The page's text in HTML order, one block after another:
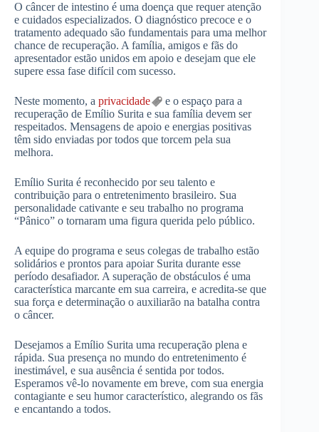
O câncer de intestino é uma doença que requer atenção
e cuidados especializados. O diagnóstico precoce e o
tratamento adequado são fundamentais para uma melhor
chance de recuperação. A família, amigos e fãs do
apresentador estão unidos em apoio e desejam que ele
supere essa fase difícil com sucesso.
Neste momento, a privacidade
e o espaço para a
recuperação de Emílio Surita e sua família devem ser
respeitados. Mensagens de apoio e energias positivas
têm sido enviadas por todos que torcem pela sua
melhora.
Emílio Surita é reconhecido por seu talento e
contribuição para o entretenimento brasileiro. Sua
personalidade cativante e seu trabalho no programa
“Pânico” o tornaram uma figura querida pelo público.
A equipe do programa e seus colegas de trabalho estão
solidários e prontos para apoiar Surita durante esse
período desafiador. A superação de obstáculos é uma
característica marcante em sua carreira, e acredita-se que
sua força e determinação o auxiliarão na batalha contra
o câncer.
Desejamos a Emílio Surita uma recuperação plena e
rápida. Sua presença no mundo do entretenimento é
inestimável, e sua ausência é sentida por todos.
Esperamos vê-lo novamente em breve, com sua energia
contagiante e seu humor característico, alegrando os fãs
e encantando a todos.